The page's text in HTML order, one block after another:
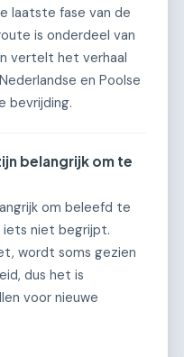
laatste fase van de
is onderdeel van
vertelt het verhaal
en Poolse
bevrijding.
belangrijk om te
om beleefd te
iets niet begrijpt.
wordt soms gezien
dus het is
voor nieuwe